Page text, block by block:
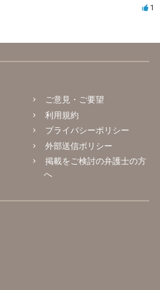
1
ご意見・ご要望
利用規約
プライバシーポリシー
外部送信ポリシー
掲載をご検討の弁護士の方
へ